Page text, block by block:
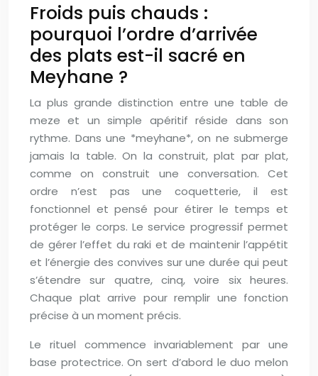
Froids puis chauds :
pourquoi l’ordre d’arrivée
des plats est-il sacré en
Meyhane ?
La plus grande distinction entre une table de
meze et un simple apéritif réside dans son
rythme. Dans une *meyhane*, on ne submerge
jamais la table. On la construit, plat par plat,
comme on construit une conversation. Cet
ordre n’est pas une coquetterie, il est
fonctionnel et pensé pour étirer le temps et
protéger le corps. Le service progressif permet
de gérer l’effet du raki et de maintenir l’appétit
et l’énergie des convives sur une durée qui peut
s’étendre sur quatre, cinq, voire six heures.
Chaque plat arrive pour remplir une fonction
précise à un moment précis.
Le rituel commence invariablement par une
base protectrice. On sert d’abord le duo melon